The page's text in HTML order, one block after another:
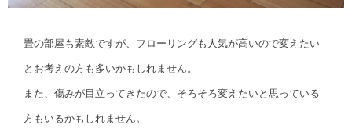
畳の部屋も素敵ですが、フローリングも人気が高いので変えたい
とお考えの方も多いかもしれません。
また、傷みが目立ってきたので、そろそろ変えたいと思っている
方もいるかもしれません。